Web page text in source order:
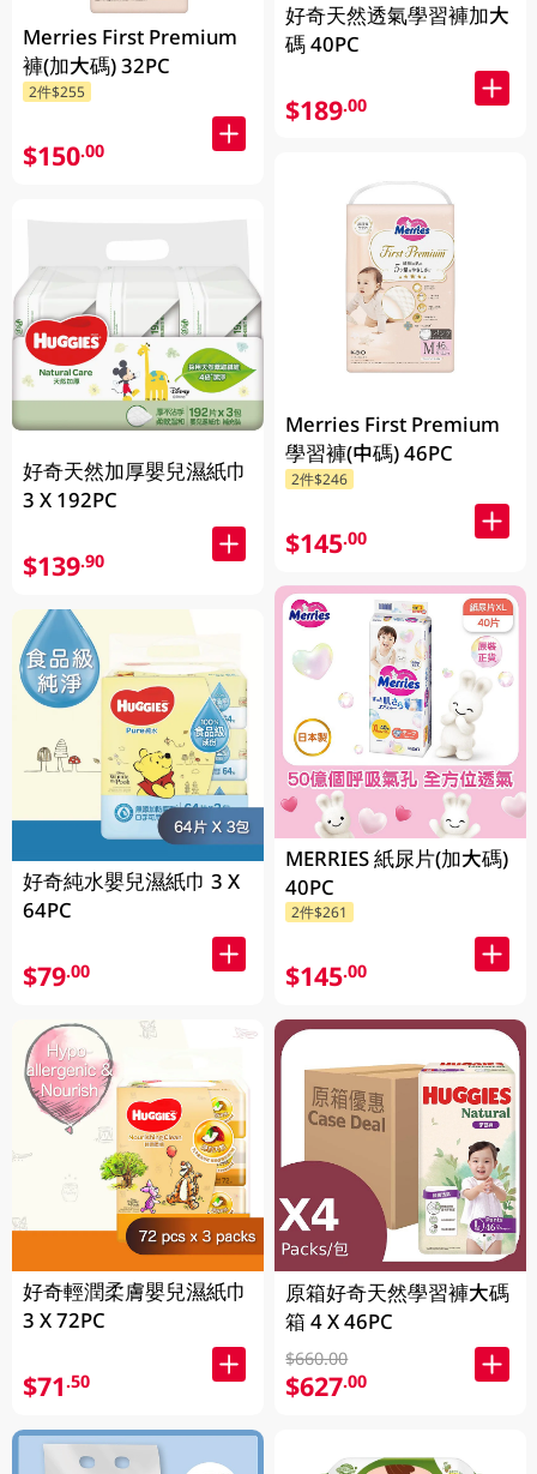
Merries First Premium
褲(加大碼) 32PC
2件$255
$150.00
好奇天然加厚嬰兒濕紙巾
3 X 192PC
$139.90
好奇純水嬰兒濕紙巾 3 X
64PC
$79.00
好奇輕潤柔膚嬰兒濕紙巾
3 X 72PC
$71.50
好奇天然透氣學習褲加大
碼 40PC
$189.00
Merries First Premium
學習褲(中碼) 46PC
2件$246
$145.00
MERRIES 紙尿片(加大碼)
40PC
2件$261
$145.00
原箱好奇天然學習褲大碼
箱 4 X 46PC
$660.00
$627.00